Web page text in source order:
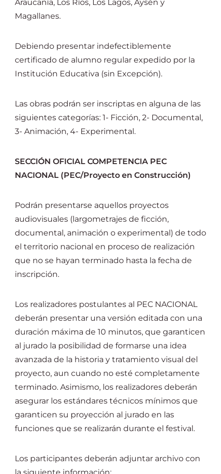
Araucanía, Los Ríos, Los Lagos, Aysén y
Magallanes.
Debiendo presentar indefectiblemente
certificado de alumno regular expedido por la
Institución Educativa (sin Excepción).
Las obras podrán ser inscriptas en alguna de las
siguientes categorías: 1- Ficción, 2- Documental,
3- Animación, 4- Experimental.
SECCIÓN OFICIAL COMPETENCIA PEC
NACIONAL (PEC/Proyecto en Construcción)
Podrán presentarse aquellos proyectos
audiovisuales (largometrajes de ficción,
documental, animación o experimental) de todo
el territorio nacional en proceso de realización
que no se hayan terminado hasta la fecha de
inscripción.
Los realizadores postulantes al PEC NACIONAL
deberán presentar una versión editada con una
duración máxima de 10 minutos, que garanticen
al jurado la posibilidad de formarse una idea
avanzada de la historia y tratamiento visual del
proyecto, aun cuando no esté completamente
terminado. Asimismo, los realizadores deberán
asegurar los estándares técnicos mínimos que
garanticen su proyección al jurado en las
funciones que se realizarán durante el festival.
Los participantes deberán adjuntar archivo con